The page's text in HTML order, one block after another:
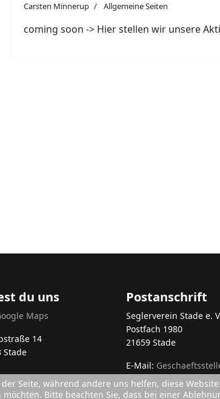
Carsten Minnerup Allgemeine Seiten
coming soon -> Hier stellen wir unsere
du uns
Maps
14
Stade
Postanschrift
Seglerverein Stade e.
Postfach 1980
21659 Stade
E-Mail:
Seite, während andere uns helfen, diese
Bitte beachten Sie, dass bei einer